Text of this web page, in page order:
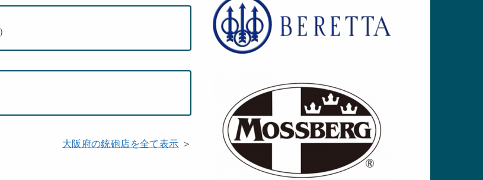
大阪府の銃砲店を全て表示 ＞